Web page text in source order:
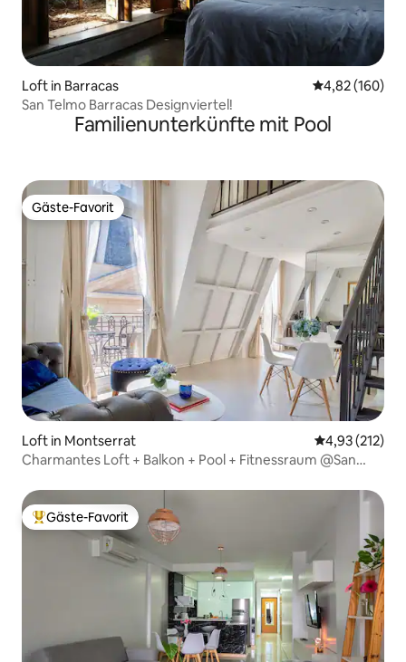
Loft in Barracas
4,82 (160)
San Telmo Barracas Designviertel!
Familienunterkünfte mit Pool
Gäste-Favorit
Gäste-Favorit
Loft in Montserrat
4,93 (212)
Charmantes Loft + Balkon + Pool + Fitnessraum @San
Beliebter Gäste-Favorit.
Gäste-Favorit